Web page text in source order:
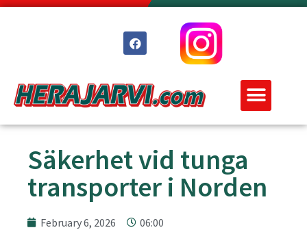
Säkerhet vid tunga
transporter i Norden
February 6, 2026 06:00